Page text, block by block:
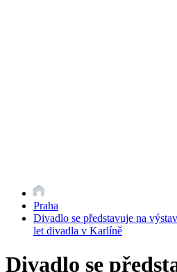
Praha
Divadlo se představuje na
let divadla v Karlíně
Divadlo se